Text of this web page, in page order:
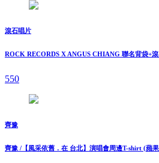
滾石唱片
ROCK RECORDS X ANGUS CHIANG 聯名背袋+
550
齊豫
齊豫 /【風采依舊．在 台北】演唱會周邊T-shirt (蘋